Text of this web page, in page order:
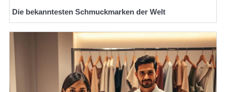
Die bekanntesten Schmuckmarken der Welt